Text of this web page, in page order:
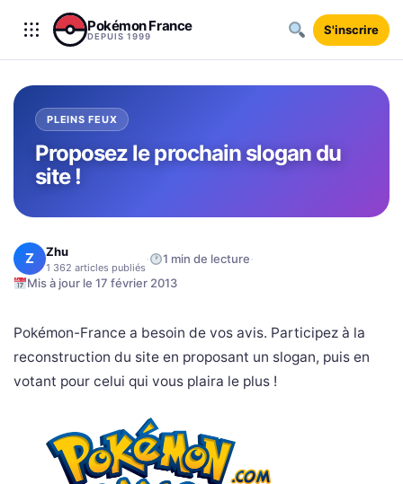
Aller au contenu
Pokémon France
DEPUIS 1999 S'inscrire
PLEINS FEUX
Proposez le prochain slogan du
site !
Z Zhu
1 362 articles publiés · 1 min de lecture·
Mis à jour le 17 février 2013
Pokémon-France a besoin de vos avis. Participez à la
reconstruction du site en proposant un slogan, puis en
votant pour celui qui vous plaira le plus !